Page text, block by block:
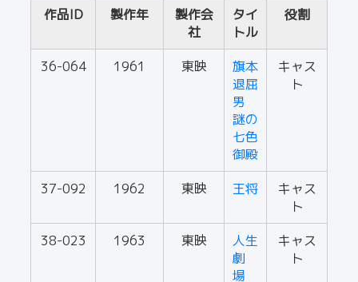
作品ID 製作年
製作会
社
タイ
トル
役割
36-064 1961 東映
旗本
退屈
男
謎の
七色
御殿
キャス
ト
37-092 1962 東映 王将
キャス
ト
38-023
1963 東映
人生
劇
場
キャス
ト